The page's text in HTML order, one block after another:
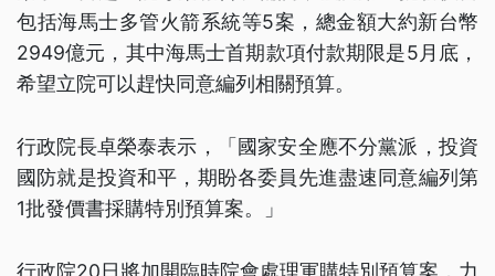
包括海馬士多管火箭系統等5案，總金額大約新台幣
2949億元，其中海馬士首期款項付款期限是5月底，
希望立院可以趕快同意編列相關預算。
行政院長卓榮泰表示，「國家安全應不分黨派，投資
國防就是投資和平，期盼各委員先進盡速同意編列第
1批發價書採購特別預算案。」
行政院20日將加開臨時院會處理軍購特別預算案，力